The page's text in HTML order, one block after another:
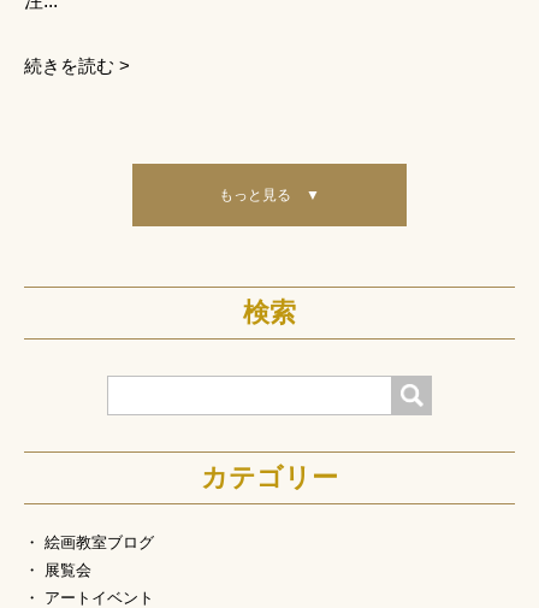
続きを読む >
もっと見る ▼
検索
検索
カテゴリー
絵画教室ブログ
展覧会
アートイベント